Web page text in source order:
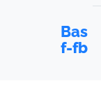
Bas
f-fb